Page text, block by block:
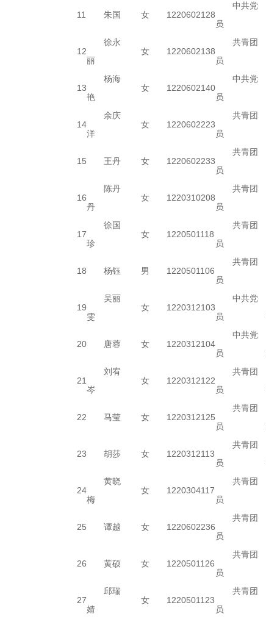
11 朱国 女 1220602128
中共党
员
12
徐永
丽
女 1220602138
共青团
员
13
杨海
艳
女 1220602140
中共党
员
14
余庆
洋
女 1220602223
共青团
员
15 王丹 女 1220602233
共青团
员
16
陈丹
丹
女 1220310208
共青团
员
17
徐国
珍
女 1220501118
共青团
员
18 杨钰 男 1220501106
共青团
员
19
吴丽
雯
女 1220312103
中共党
员
20 唐蓉 女 1220312104
中共党
员
21
刘宥
岑
女 1220312122
共青团
员
22 马莹 女 1220312125
共青团
员
23 胡莎 女 1220312113
共青团
员
24
黄晓
梅
女 1220304117
共青团
员
25 谭越 女 1220602236
共青团
员
26 黄硕 女 1220501126
共青团
员
27
邱瑞
婧
女 1220501123
共青团
员